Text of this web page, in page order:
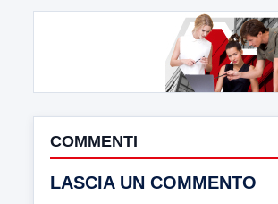
COMMENTI
LASCIA UN COMMENTO